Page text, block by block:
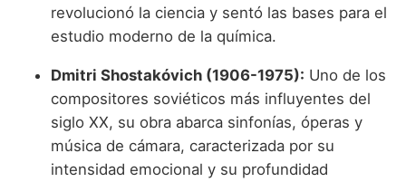
revolucionó la ciencia y sentó las bases para el
estudio moderno de la química.
Dmitri Shostakóvich (1906-1975): Uno de los
compositores soviéticos más influyentes del
siglo XX, su obra abarca sinfonías, óperas y
música de cámara, caracterizada por su
intensidad emocional y su profundidad